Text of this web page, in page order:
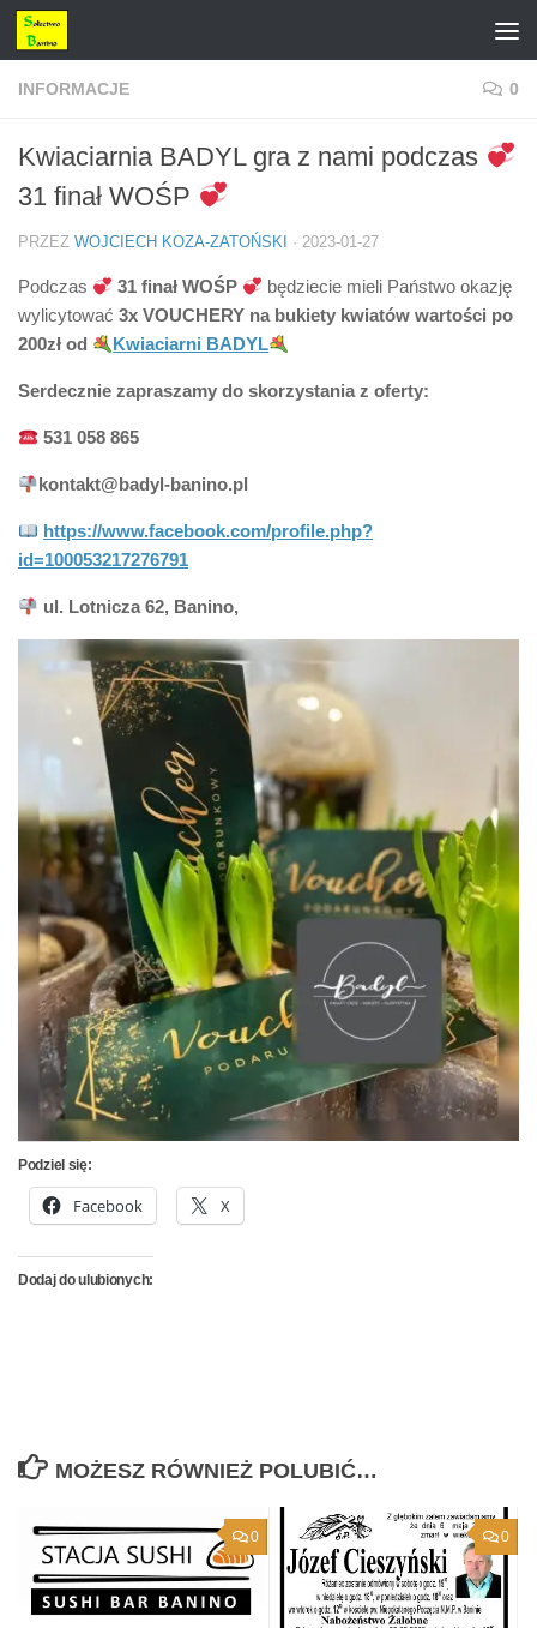
Przejdź do treści
INFORMACJE 0
Kwiaciarnia BADYL gra z nami podczas
31 finał WOŚP
PRZEZ WOJCIECH KOZA-ZATOŃSKI · 2023-01-27
Podczas 31 finał WOŚP
będziecie mieli Państwo okazję
wylicytować 3x VOUCHERY na bukiety kwiatów wartości po
200zł od
Kwiaciarni BADYL
Serdecznie zapraszamy do skorzystania z oferty:
531 058 865
kontakt@badyl-banino.pl
https://www.facebook.com/profile.php?
id=100053217276791
ul. Lotnicza 62, Banino,
Podziel się:
Facebook X
Dodaj do ulubionych:
MOŻESZ RÓWNIEŻ POLUBIĆ…
0 0